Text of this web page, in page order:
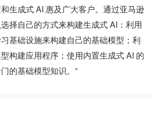
生成式 AI 惠及广大客户。通过亚马逊
择自己的方式来构建生成式 AI：利用
基础设施来构建自己的基础模型；利
构建应用程序；使用内置生成式 AI 的
的基础模型知识。”